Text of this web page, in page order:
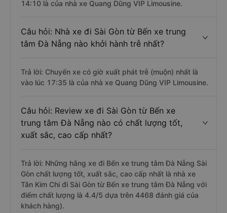
14:10 là của nhà xe Quang Dũng VIP Limousine.
Câu hỏi: Nhà xe đi Sài Gòn từ Bến xe trung
tâm Đà Nẵng nào khởi hành trễ nhất?
Trả lời: Chuyến xe có giờ xuất phát trễ (muộn) nhất là
vào lúc 17:35 là của nhà xe Quang Dũng VIP Limousine.
Câu hỏi: Review xe đi Sài Gòn từ Bến xe
trung tâm Đà Nẵng nào có chất lượng tốt,
xuất sắc, cao cấp nhất?
Trả lời: Những hãng xe đi Bến xe trung tâm Đà Nẵng Sài
Gòn chất lượng tốt, xuất sắc, cao cấp nhất là nhà xe
Tân Kim Chi đi Sài Gòn từ Bến xe trung tâm Đà Nẵng với
điểm chất lượng là 4.4/5 dựa trên 4468 đánh giá của
khách hàng).